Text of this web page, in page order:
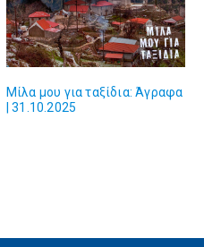
Μίλα μου για ταξίδια: Άγραφα
| 31.10.2025